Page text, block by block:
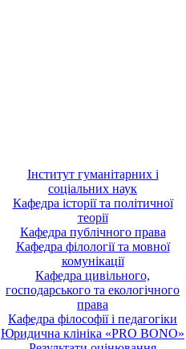
Інститут гуманітарних і
соціальних наук
Кафедра історії та політичної
теорії
Кафедра публічного права
Кафедра філології та мовної
комунікації
Кафедра цивільного,
господарського та екологічного
права
Кафедра філософії і педагогіки
Юридична клініка «PRO BONO»